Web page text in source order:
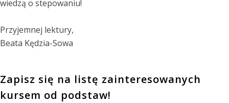
wiedzą o stepowaniu!
Przyjemnej lektury,
Beata Kędzia-Sowa
Zapisz się na listę zainteresowanych
kursem od podstaw!